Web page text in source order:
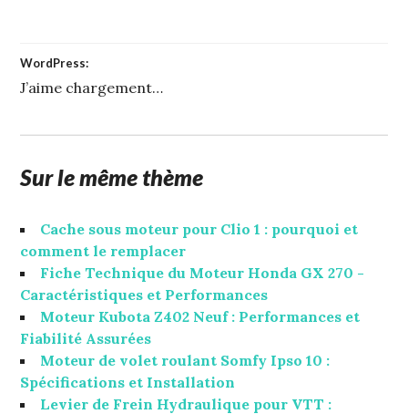
WordPress:
J’aime chargement…
Sur le même thème
Cache sous moteur pour Clio 1 : pourquoi et
comment le remplacer
Fiche Technique du Moteur Honda GX 270 -
Caractéristiques et Performances
Moteur Kubota Z402 Neuf : Performances et
Fiabilité Assurées
Moteur de volet roulant Somfy Ipso 10 :
Spécifications et Installation
Levier de Frein Hydraulique pour VTT :